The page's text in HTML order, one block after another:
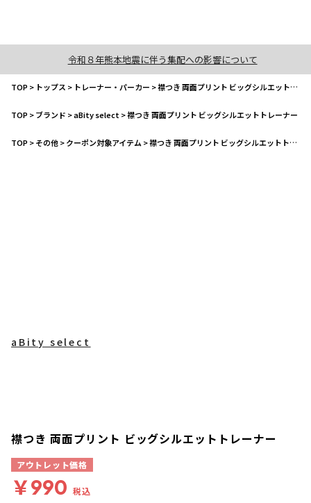
令和８年熊本地震に伴う集配への影響について
TOP> トップス > トレーナー・パーカー >襟つき 両面プリント ビッグシルエットトレーナー
TOP>ブランド >aBity select >襟つき 両面プリント ビッグシルエットトレーナー
TOP>その他>クーポン対象アイテム >襟つき 両面プリント ビッグシルエットトレーナー
aBity select
襟つき 両面プリント ビッグシルエットトレーナー
アウトレット価格
￥990 税込